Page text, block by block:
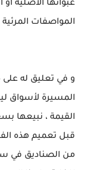
المواصفات
و في تعليق له على
المسيرة لأسواق
القيمة ، نبيعها
قبل تعميم هذه
من الصناديق في